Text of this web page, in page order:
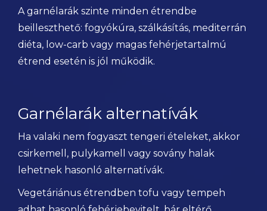
A garnélarák szinte minden étrendbe
beilleszthető: fogyókúra, szálkásítás, mediterrán
diéta, low-carb vagy magas fehérjetartalmú
étrend esetén is jól működik.
Garnélarák alternatívák
Ha valaki nem fogyaszt tengeri ételeket, akkor
csirkemell, pulykamell vagy sovány halak
lehetnek hasonló alternatívák.
Vegetáriánus étrendben tofu vagy tempeh